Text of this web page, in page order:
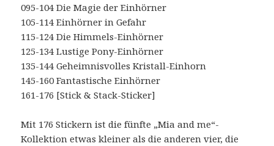
095-104 Die Magie der Einhörner
105-114 Einhörner in Gefahr
115-124 Die Himmels-Einhörner
125-134 Lustige Pony-Einhörner
135-144 Geheimnisvolles Kristall-Einhorn
145-160 Fantastische Einhörner
161-176 [Stick & Stack-Sticker]
Mit 176 Stickern ist die fünfte „Mia and me“-
Kollektion etwas kleiner als die anderen vier, die